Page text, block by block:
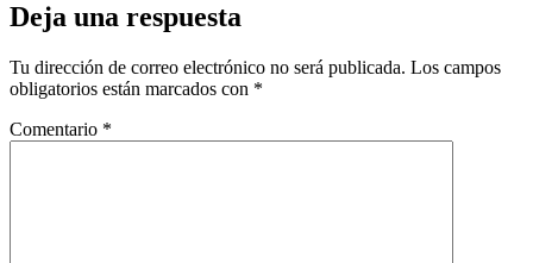
Deja una respuesta
Tu dirección de correo electrónico no será publicada. Los campos
obligatorios están marcados con *
Comentario *